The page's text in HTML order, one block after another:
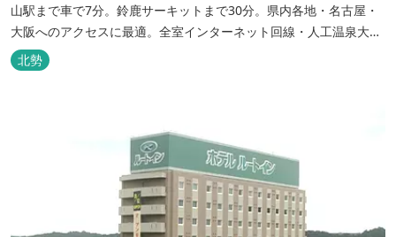
山駅まで車で7分。鈴鹿サーキットまで30分。県内各地・名古屋・
大阪へのアクセスに最適。全室インターネット回線・人工温泉大浴
場・無料平面駐車場89台完備。
北勢